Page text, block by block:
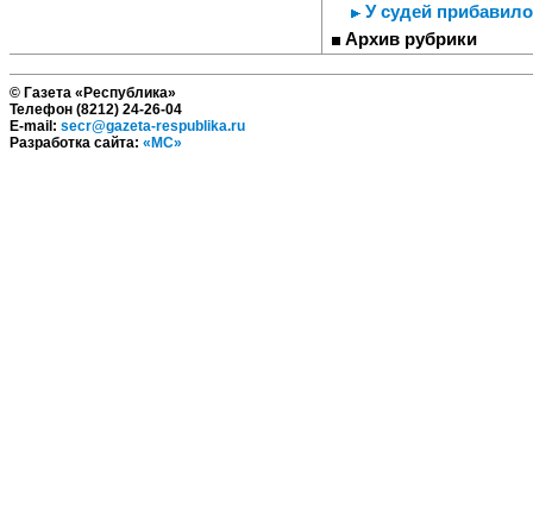
У судей
Архив рубрики
© Газета «Республика»
Телефон (8212) 24-26-04
E-mail: secr@gazeta-respublika.ru
Разработка сайта: «МС»